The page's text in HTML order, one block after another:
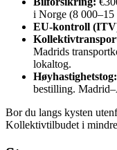
i Norge (8 000–15
EU-kontroll
Madrids
lokaltog.
Høyhastighetstog:
bestilling.
Bor du langs kysten
Kollektivtilbudet i